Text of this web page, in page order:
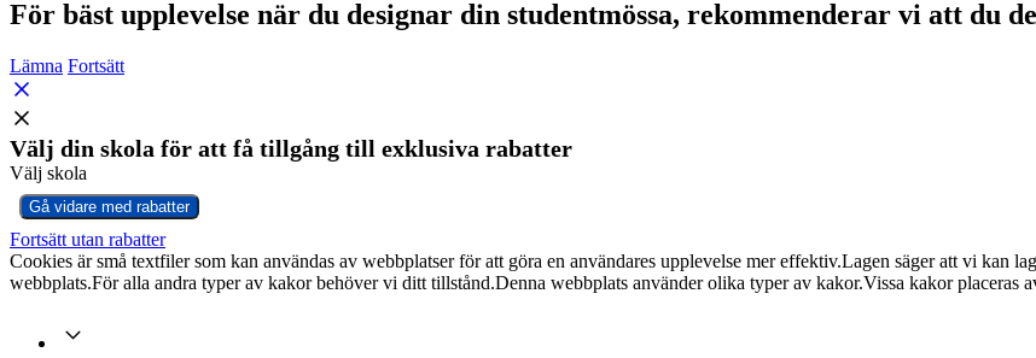
För bäst upplevelse när du designar din studentmössa, rekommenderar vi att du
Lämna Fortsätt
Välj din skola för att få tillgång till exklusiva rabatter
Välj skola
Gå vidare med rabatter
Fortsätt utan rabatter
Cookies är små textfiler som kan användas av webbplatser för att göra en användares upplevelse mer effektiv.Lagen säger att vi kan
webbplats.För alla andra typer av kakor behöver vi ditt tillstånd.Denna webbplats använder olika typer av kakor.Vissa kakor placeras